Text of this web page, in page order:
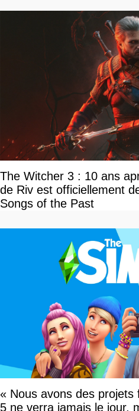
The Witcher 3 : 10 ans
de Riv est officiellement
Songs of the Past
« Nous avons des projets formidables » Les Sims
5 ne verra jamais le jour,